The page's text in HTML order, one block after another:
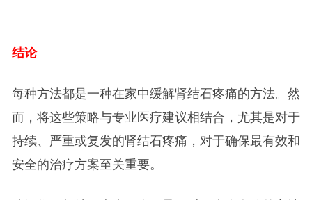
结论
每种方法都是一种在家中缓解肾结石疼痛的方法。然
而，将这些策略与专业医疗建议相结合，尤其是对于
持续、严重或复发的肾结石疼痛，对于确保最有效和
安全的治疗方案至关重要。